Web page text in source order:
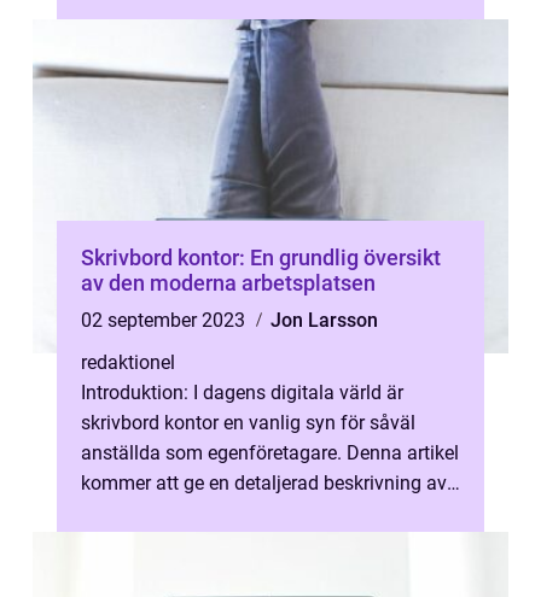
Skrivbord kontor: En grundlig översikt
av den moderna arbetsplatsen
02 september 2023
Jon Larsson
redaktionel
Introduktion: I dagens digitala värld är
skrivbord kontor en vanlig syn för såväl
anställda som egenföretagare. Denna artikel
kommer att ge en detaljerad beskrivning av